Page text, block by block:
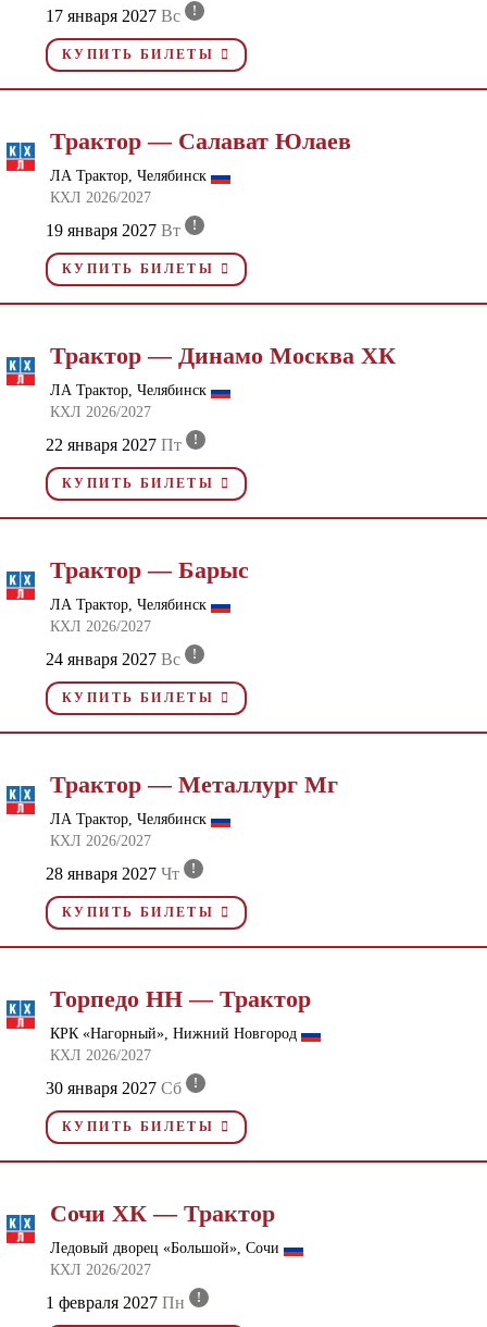
17 января 2027 Вс !
КУПИТЬ БИЛЕТЫ
Трактор — Салават Юлаев
ЛА Трактор, Челябинск
КХЛ 2026/2027
19 января 2027 Вт !
КУПИТЬ БИЛЕТЫ
Трактор — Динамо Москва ХК
ЛА Трактор, Челябинск
КХЛ 2026/2027
22 января 2027 Пт !
КУПИТЬ БИЛЕТЫ
Трактор — Барыс
ЛА Трактор, Челябинск
КХЛ 2026/2027
24 января 2027 Вс !
КУПИТЬ БИЛЕТЫ
Трактор — Металлург Мг
ЛА Трактор, Челябинск
КХЛ 2026/2027
28 января 2027 Чт !
КУПИТЬ БИЛЕТЫ
Торпедо НН — Трактор
КРК «Нагорный», Нижний Новгород
КХЛ 2026/2027
30 января 2027 Сб !
КУПИТЬ БИЛЕТЫ
Сочи ХК — Трактор
Ледовый дворец «Большой», Сочи
КХЛ 2026/2027
1 февраля 2027 Пн !